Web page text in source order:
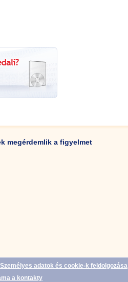
megérdemlik a figyelmet
Személyes adatok és cookie-k feldolgozása
a kontakty